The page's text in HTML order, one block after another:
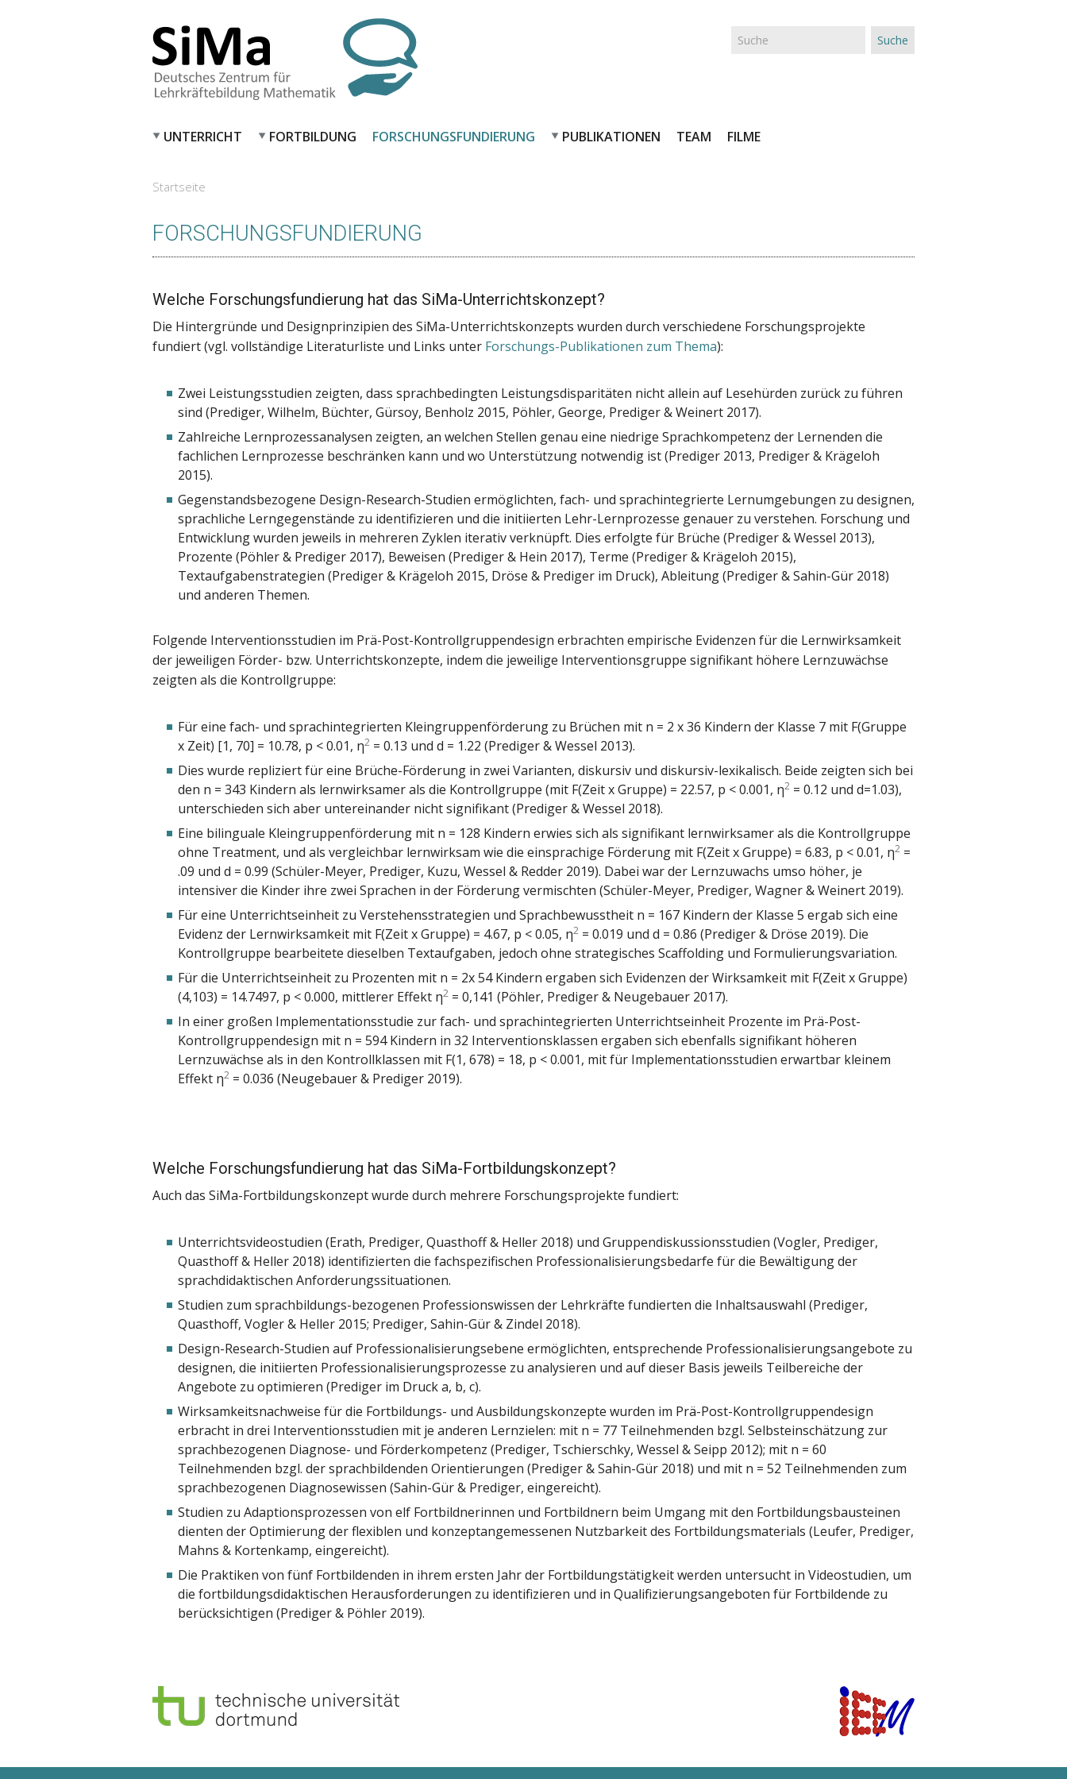
Suche
UNTERRICHT FORTBILDUNG FORSCHUNGSFUNDIERUNG PUBLIKATIONEN TEAM FILME
SIE SIND HIER
Startseite
FORSCHUNGSFUNDIERUNG
Welche Forschungsfundierung hat das SiMa-Unterrichtskonzept?
Die Hintergründe und Designprinzipien des SiMa-Unterrichtskonzepts wurden durch verschiedene Forschungsprojekte
fundiert (vgl. vollständige Literaturliste und Links unter Forschungs-Publikationen zum Thema):
Zwei Leistungsstudien zeigten, dass sprachbedingten Leistungsdisparitäten nicht allein auf Lesehürden zurück zu führen
sind (Prediger, Wilhelm, Büchter, Gürsoy, Benholz 2015, Pöhler, George, Prediger & Weinert 2017).
Zahlreiche Lernprozessanalysen zeigten, an welchen Stellen genau eine niedrige Sprachkompetenz der Lernenden die
fachlichen Lernprozesse beschränken kann und wo Unterstützung notwendig ist (Prediger 2013, Prediger & Krägeloh
2015).
Gegenstandsbezogene Design-Research-Studien ermöglichten, fach- und sprachintegrierte Lernumgebungen zu designen,
sprachliche Lerngegenstände zu identifizieren und die initiierten Lehr-Lernprozesse genauer zu verstehen. Forschung und
Entwicklung wurden jeweils in mehreren Zyklen iterativ verknüpft. Dies erfolgte für Brüche (Prediger & Wessel 2013),
Prozente (Pöhler & Prediger 2017), Beweisen (Prediger & Hein 2017), Terme (Prediger & Krägeloh 2015),
Textaufgabenstrategien (Prediger & Krägeloh 2015, Dröse & Prediger im Druck), Ableitung (Prediger & Sahin-Gür 2018)
und anderen Themen.
Folgende Interventionsstudien im Prä-Post-Kontrollgruppendesign erbrachten empirische Evidenzen für die Lernwirksamkeit
der jeweiligen Förder- bzw. Unterrichtskonzepte, indem die jeweilige Interventionsgruppe signifikant höhere Lernzuwächse
zeigten als die Kontrollgruppe:
Für eine fach- und sprachintegrierten Kleingruppenförderung zu Brüchen mit n = 2 x 36 Kindern der Klasse 7 mit F(Gruppe
x Zeit) [1, 70] = 10.78, p < 0.01, η2 = 0.13 und d = 1.22 (Prediger & Wessel 2013).
Dies wurde repliziert für eine Brüche-Förderung in zwei Varianten, diskursiv und diskursiv-lexikalisch. Beide zeigten sich bei
den n = 343 Kindern als lernwirksamer als die Kontrollgruppe (mit F(Zeit x Gruppe) = 22.57, p < 0.001, η2 = 0.12 und d=1.03),
unterschieden sich aber untereinander nicht signifikant (Prediger & Wessel 2018).
Eine bilinguale Kleingruppenförderung mit n = 128 Kindern erwies sich als signifikant lernwirksamer als die Kontrollgruppe
ohne Treatment, und als vergleichbar lernwirksam wie die einsprachige Förderung mit F(Zeit x Gruppe) = 6.83, p < 0.01, η2 =
.09 und d = 0.99 (Schüler-Meyer, Prediger, Kuzu, Wessel & Redder 2019). Dabei war der Lernzuwachs umso höher, je
intensiver die Kinder ihre zwei Sprachen in der Förderung vermischten (Schüler-Meyer, Prediger, Wagner & Weinert 2019).
Für eine Unterrichtseinheit zu Verstehensstrategien und Sprachbewusstheit n = 167 Kindern der Klasse 5 ergab sich eine
Evidenz der Lernwirksamkeit mit F(Zeit x Gruppe) = 4.67, p < 0.05, η2 = 0.019 und d = 0.86 (Prediger & Dröse 2019). Die
Kontrollgruppe bearbeitete dieselben Textaufgaben, jedoch ohne strategisches Scaffolding und Formulierungsvariation.
Für die Unterrichtseinheit zu Prozenten mit n = 2x 54 Kindern ergaben sich Evidenzen der Wirksamkeit mit F(Zeit x Gruppe)
(4,103) = 14.7497, p < 0.000, mittlerer Effekt η2 = 0,141 (Pöhler, Prediger & Neugebauer 2017).
In einer großen Implementationsstudie zur fach- und sprachintegrierten Unterrichtseinheit Prozente im Prä-Post-
Kontrollgruppendesign mit n = 594 Kindern in 32 Interventionsklassen ergaben sich ebenfalls signifikant höheren
Lernzuwächse als in den Kontrollklassen mit F(1, 678) = 18, p < 0.001, mit für Implementationsstudien erwartbar kleinem
Effekt η2 = 0.036 (Neugebauer & Prediger 2019).
Welche Forschungsfundierung hat das SiMa-Fortbildungskonzept?
Auch das SiMa-Fortbildungskonzept wurde durch mehrere Forschungsprojekte fundiert:
Unterrichtsvideostudien (Erath, Prediger, Quasthoff & Heller 2018) und Gruppendiskussionsstudien (Vogler, Prediger,
Quasthoff & Heller 2018) identifizierten die fachspezifischen Professionalisierungsbedarfe für die Bewältigung der
sprachdidaktischen Anforderungssituationen.
Studien zum sprachbildungs-bezogenen Professionswissen der Lehrkräfte fundierten die Inhaltsauswahl (Prediger,
Quasthoff, Vogler & Heller 2015; Prediger, Sahin-Gür & Zindel 2018).
Design-Research-Studien auf Professionalisierungsebene ermöglichten, entsprechende Professionalisierungsangebote zu
designen, die initiierten Professionalisierungsprozesse zu analysieren und auf dieser Basis jeweils Teilbereiche der
Angebote zu optimieren (Prediger im Druck a, b, c).
Wirksamkeitsnachweise für die Fortbildungs- und Ausbildungskonzepte wurden im Prä-Post-Kontrollgruppendesign
erbracht in drei Interventionsstudien mit je anderen Lernzielen: mit n = 77 Teilnehmenden bzgl. Selbsteinschätzung zur
sprachbezogenen Diagnose- und Förderkompetenz (Prediger, Tschierschky, Wessel & Seipp 2012); mit n = 60
Teilnehmenden bzgl. der sprachbildenden Orientierungen (Prediger & Sahin-Gür 2018) und mit n = 52 Teilnehmenden zum
sprachbezogenen Diagnosewissen (Sahin-Gür & Prediger, eingereicht).
Studien zu Adaptionsprozessen von elf Fortbildnerinnen und Fortbildnern beim Umgang mit den Fortbildungsbausteinen
dienten der Optimierung der flexiblen und konzeptangemessenen Nutzbarkeit des Fortbildungsmaterials (Leufer, Prediger,
Mahns & Kortenkamp, eingereicht).
Die Praktiken von fünf Fortbildenden in ihrem ersten Jahr der Fortbildungstätigkeit werden untersucht in Videostudien, um
die fortbildungsdidaktischen Herausforderungen zu identifizieren und in Qualifizierungsangeboten für Fortbildende zu
berücksichtigen (Prediger & Pöhler 2019).